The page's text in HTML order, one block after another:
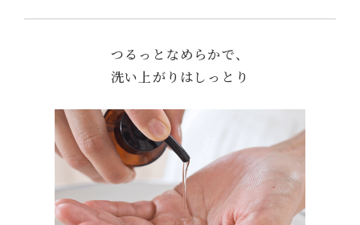
つるっとなめらかで、
洗い上がりはしっとり